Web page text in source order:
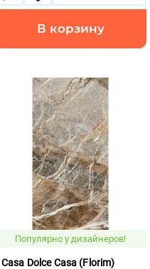
В корзину
Популярно у дизайнеров!
Casa Dolce Casa (Florim)